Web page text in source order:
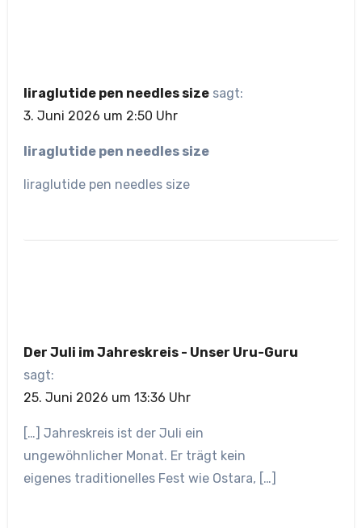
liraglutide pen needles size sagt:
3. Juni 2026 um 2:50 Uhr
liraglutide pen needles size
liraglutide pen needles size
Der Juli im Jahreskreis - Unser Uru-Guru
sagt:
25. Juni 2026 um 13:36 Uhr
[…] Jahreskreis ist der Juli ein
ungewöhnlicher Monat. Er trägt kein
eigenes traditionelles Fest wie Ostara, […]